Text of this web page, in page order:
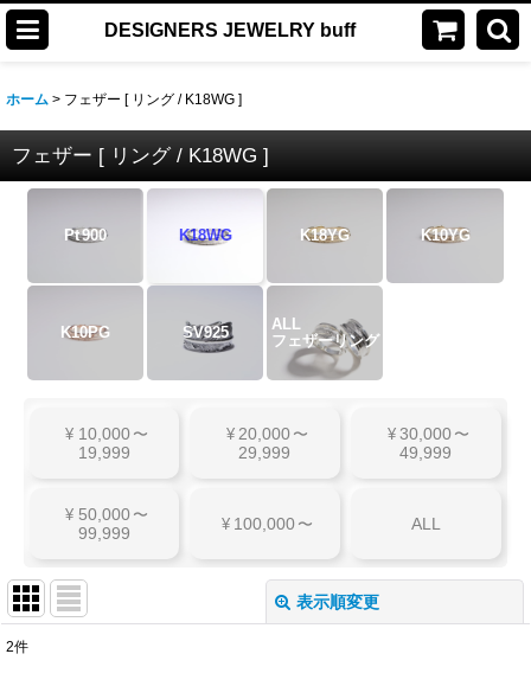
DESIGNERS JEWELRY buff
ホーム > フェザー [ リング / K18WG ]
フェザー [ リング / K18WG ]
Pt900 K18WG K18YG K10YG
K10PG SV925
ALL
フェザーリング
¥ 10,000 〜
19,999
¥ 20,000 〜
29,999
¥ 30,000 〜
49,999
¥ 50,000 〜
99,999 ¥ 100,000 〜 ALL
表示順変更
2件